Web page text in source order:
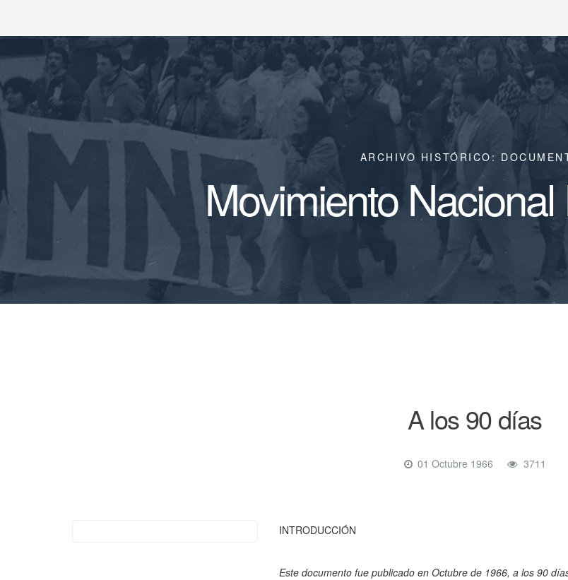
ARCHIVO HISTÓRICO:
Movimiento
A los 90 días
01 Octubre 1966 3711
INTRODUCCIÓN
Este documento fue publicado en Octubre de 1966, a los 90